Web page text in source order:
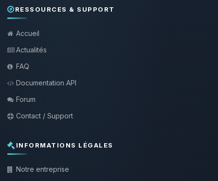
RESSOURCES & SUPPORT
Accueil
Actualités
FAQ
Documentation API
Forum
Contact / Support
INFORMATIONS LÉGALES
Notre entreprise